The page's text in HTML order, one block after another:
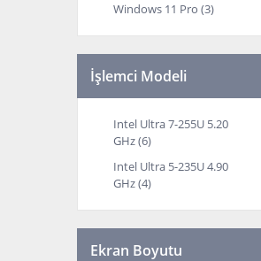
Windows 11 Pro (3)
İşlemci Modeli
Intel Ultra 7-255U 5.20
GHz (6)
Intel Ultra 5-235U 4.90
GHz (4)
Ekran Boyutu